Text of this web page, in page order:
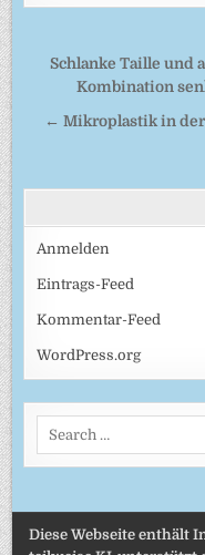
Schlanke Taille und
Kombination
← Mikroplastik in
Anmelden
Eintrags-Feed
Kommentar-Feed
WordPress.org
Search
Diese Webseite enthält